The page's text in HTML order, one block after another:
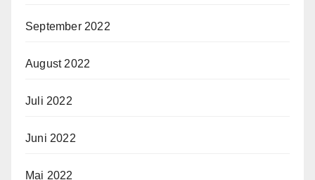
September 2022
August 2022
Juli 2022
Juni 2022
Mai 2022